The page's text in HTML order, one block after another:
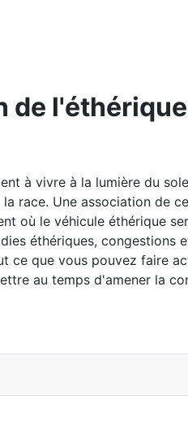
de l'éthérique
à vivre à la lumière du
race. Une association de
où le véhicule éthérique
éthériques, congestions
que vous pouvez faire
au temps d'amener la